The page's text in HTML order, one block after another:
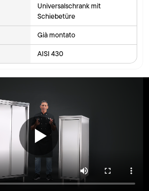
Universalschrank mit
Schiebetüre
Già montato
AISI 430